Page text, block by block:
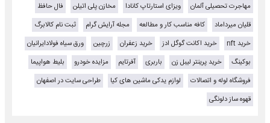
مهاجرت تحصیلی آلمان
ویزای استارتاپ کانادا مخازن پلی اتیلن
فال حافظ
قلیان میرداماد
کافه مناسب کار و مطالعه مجله آرایش گرام
ثبت نام کالابرگ
خرید nft
خرید اکانت گوگل ادز خرید زعفران زرچین
ورق سیاه فولادایرانیان
بوکینگ
خرید پرینتر لیبل زن باربری آفرتایم مزایده خودرو
بلیط هواپیما
فروشگاه لوله و اتصالات
لوازم یدکی ماشین های کیا
طراحی سایت در اصفهان
قهوه ساز دلونگی